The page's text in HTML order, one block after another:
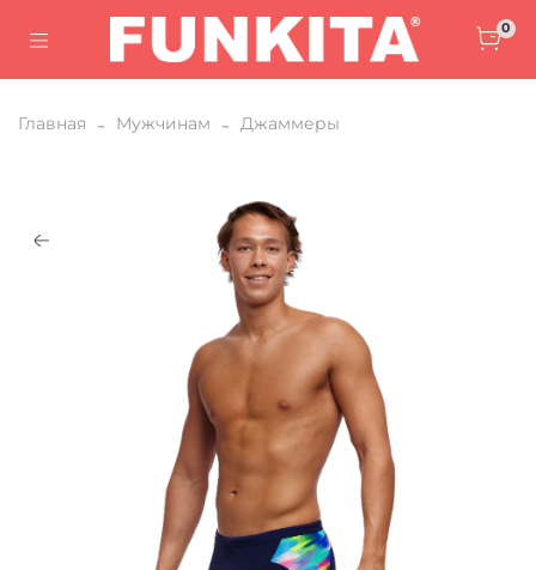
0
Главная Мужчинам Джаммеры